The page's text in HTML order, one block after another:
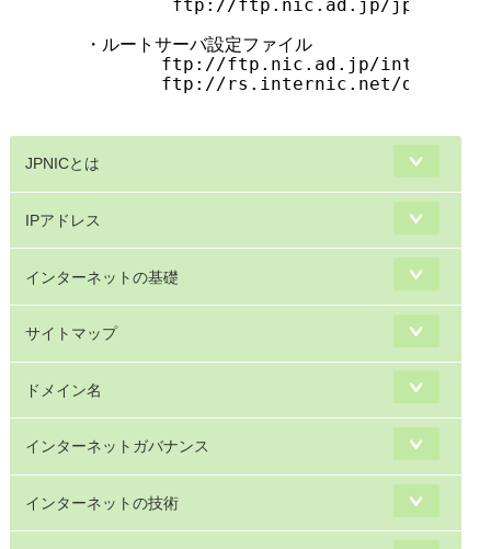
JPNICとは
IPアドレス
インターネットの基礎
サイトマップ
ドメイン名
インターネットガバナンス
インターネットの技術